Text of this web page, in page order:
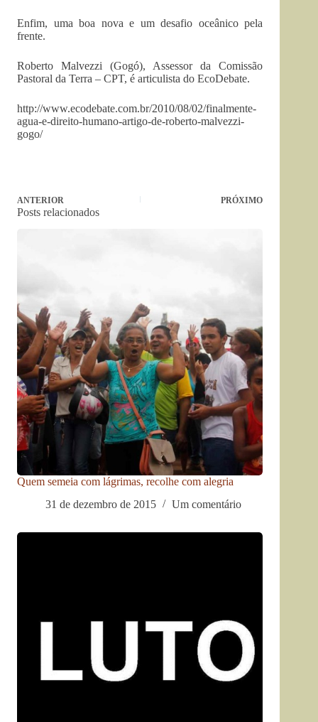
Enfim, uma boa nova e um desafio oceânico pela
frente.
Roberto Malvezzi (Gogó), Assessor da Comissão
Pastoral da Terra – CPT, é articulista do EcoDebate.
http://www.ecodebate.com.br/2010/08/02/finalmente-
agua-e-direito-humano-artigo-de-roberto-malvezzi-
gogo/
ANTERIOR PRÓXIMO
Posts relacionados
Quem semeia com lágrimas, recolhe com alegria
31 de dezembro de 2015
Um comentário